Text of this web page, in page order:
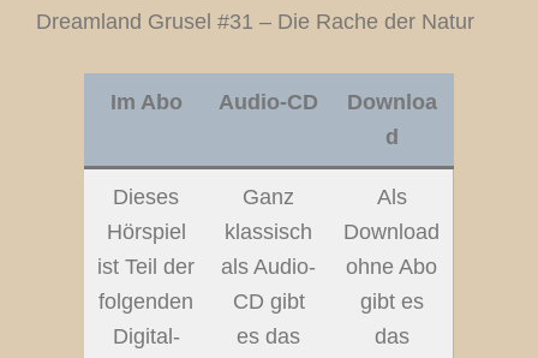
Dreamland Grusel #31 – Die Rache der Natur
Im Abo Audio-CD
Downloa
d
Dieses
Hörspiel
ist Teil der
folgenden
Digital-
Ganz
klassisch
als Audio-
CD gibt
es das
Als
Download
ohne Abo
gibt es
das